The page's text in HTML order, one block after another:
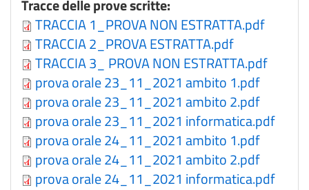
Tracce delle prove scritte:
TRACCIA 1_PROVA NON ESTRATTA.pdf
TRACCIA 2_PROVA ESTRATTA.pdf
TRACCIA 3_ PROVA NON ESTRATTA.pdf
prova orale 23_11_2021 ambito 1.pdf
prova orale 23_11_2021 ambito 2.pdf
prova orale 23_11_2021 informatica.pdf
prova orale 24_11_2021 ambito 1.pdf
prova orale 24_11_2021 ambito 2.pdf
prova orale 24_11_2021 informatica.pdf